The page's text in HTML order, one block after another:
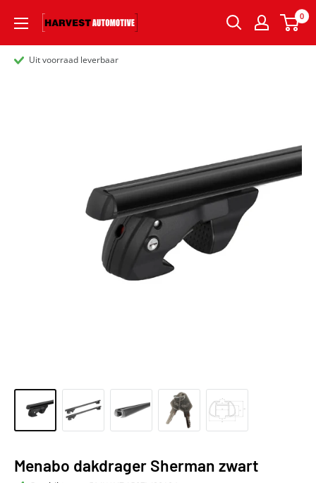
0
Uit voorraad leverbaar
Menabo dakdrager Sherman zwart